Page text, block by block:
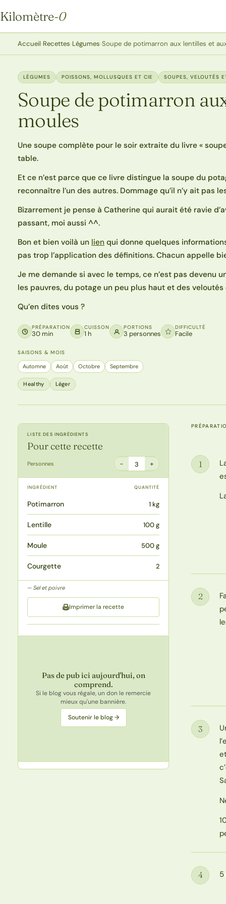
Kilomètre-0
Kilomètre-0
Accueil›Recettes›Légumes›Soupe de potimarron aux lentilles et
LÉGUMES POISSONS, MOLLUSQUES ET CIE SOUPES, VELOUTÉS
Soupe de potimarron
moules
Une soupe complète pour le soir extraite du livre «
table.
Et ce n’est parce que ce livre distingue la soupe du
reconnaître l’un des autres. Dommage qu’il n’y ait pas
Bizarrement je pense à Catherine qui aurait été ravie
passant, moi aussi ^^.
Bon et bien voilà un lien qui donne quelques
pas trop l’application des définitions. Chacun appelle
Je me demande si avec le temps, ce n’est pas devenu
les pauvres, du potage un peu plus haut et des veloutés
Qu’en dites vous ?
PRÉPARATION
30 min
CUISSON
1 h
PORTIONS
3 personnes
DIFFICULTÉ
Facile
SAISONS & MOIS
Automne Août Octobre Septembre
Healthy Léger
LISTE DES INGRÉDIENTS
Pour cette recette
Personnes − 3 +
INGRÉDIENT QUANTITÉ
Potimarron 1 kg
Lentille 100 g
Moule 500 g
Courgette 2
Sel et poivre
Imprimer la recette
Pas de pub ici aujourd'hui, on
comprend.
Si le blog vous régale, un don le remercie
mieux qu'une bannière.
Soutenir le blog →
Étape
1
Étape
2
Étape
3
Étape
4